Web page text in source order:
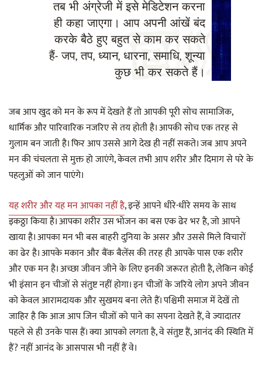
तब भी अंग्रेजी में इसे मेडिटेशन करना
ही कहा जाएगा। आप अपनी आंखें बंद
करके बैठे हुए बहुत से काम कर सकते
हैं- जप, तप, ध्यान, धारना, समाधि, शून्या
कुछ भी कर सकते हैं।
जब आप खुद को मन के रूप में देखते हैं तो आपकी पूरी सोच सामाजिक,
धार्मिक और पारिवारिक नजरिए से तय होती है। आपकी सोच एक तरह से
गुलाम बन जाती है। फिर आप उससे आगे देख ही नहीं सकते। जब आप अपने
मन की चंचलता से मुक्त हो जाएंगे, केवल तभी आप शरीर और दिमाग से परे के
पहलुओं को जान पाएंगे।
यह शरीर और यह मन आपका नहीं है, इन्हें आपने धीरे-धीरे समय के साथ
इकठ्ठा किया है। आपका शरीर उस भोजन का बस एक ढेर भर है, जो आपने
खाया है। आपका मन भी बस बाहरी दुनिया के असर और उससे मिले विचारों
का ढेर है। आपके मकान और बैंक बैलेंस की तरह ही आपके पास एक शरीर
और एक मन है। अच्छा जीवन जीने के लिए इनकी जरूरत होती है, लेकिन कोई
भी इंसान इन चीजों से संतुष्ट नहीं होगा। इन चीजों के जरिये लोग अपने जीवन
को केवल आरामदायक और सुखमय बना लेते हैं। पश्चिमी समाज में देखें तो
जाहिर है कि आज आप जिन चीजों को पाने का सपना देखते हैं, वे ज्यादातर
पहले से ही उनके पास हैं। क्या आपको लगता है, वे संतुष्ट हैं, आनंद की स्थिति में
हैं? नहीं आनंद के आसपास भी नहीं हैं वे।